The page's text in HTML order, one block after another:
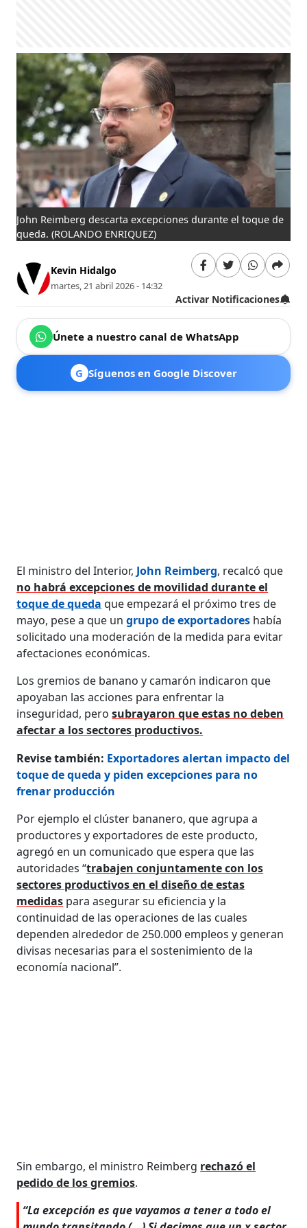
John Reimberg descarta excepciones durante el toque de
queda.(ROLANDO ENRIQUEZ)
Kevin Hidalgo
martes, 21 abril 2026 - 14:32
Activar Notificaciones
Únete a nuestro canal de WhatsApp
G Síguenos en Google Discover
El ministro del Interior, John Reimberg, recalcó que
no habrá excepciones de movilidad durante el
toque de queda que empezará el próximo tres de
mayo, pese a que un grupo de exportadores había
solicitado una moderación de la medida para evitar
afectaciones económicas.
Los gremios de banano y camarón indicaron que
apoyaban las acciones para enfrentar la
inseguridad, perosubrayaron que estas no deben
afectar a los sectores productivos.
Revise también: Exportadores alertan impacto del
toque de queda y piden excepciones para no
frenar producción
Por ejemplo el clúster bananero, que agrupa a
productores y exportadores de este producto,
agregó en un comunicado que espera que las
autoridades “trabajen conjuntamente con los
sectores productivos en el diseño de estas
medidas para asegurar su eficiencia y la
continuidad de las operaciones de las cuales
dependen alrededor de 250.000 empleos y generan
divisas necesarias para el sostenimiento de la
economía nacional”.
Sin embargo, el ministro Reimberg rechazó el
pedido de los gremios.
“La excepción es que vayamos a tener a todo el